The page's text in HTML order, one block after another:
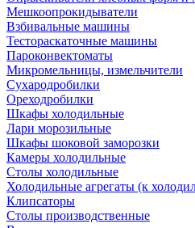
Мешкоопрокидыватели
Взбивальные машины
Тестораскаточные машины
Пароконвектоматы
Микромельницы, измельчители
Сухародробилки
Ореходробилки
Шкафы холодильные
Лари морозильные
Шкафы шоковой заморозки
Камеры холодильные
Столы холодильные
Холодильные агрегаты (к
Клипсаторы
Столы производственные